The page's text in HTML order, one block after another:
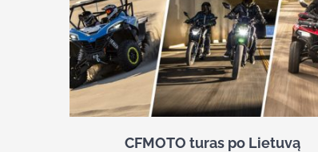
CFMOTO turas po Lietuvą